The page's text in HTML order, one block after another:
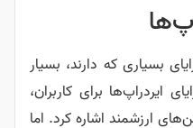
بسیاری که دارند، بسیار
ایردراپ‌ها برای کاربران،
ارزشمند اشاره کرد. اما